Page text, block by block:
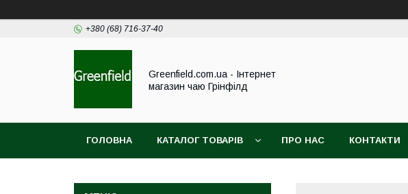
+380 (68) 716-37-40
Greenfield.com.ua - Інтернет
магазин чаю Грінфілд
ГОЛОВНА КАТАЛОГ ТОВАРІВ ПРО НАС КОНТАКТИ